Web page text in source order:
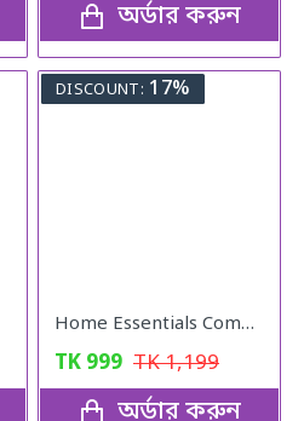
অর্ডার করুন
DISCOUNT: 17%
Home Essentials Combo Pack
TK 999 TK1,199
অর্ডার করুন